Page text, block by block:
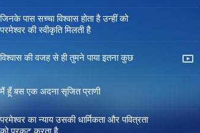
जिनके पास सच्चा विश्वास होता है उन्हीं को
परमेश्वर की स्वीकृति मिलती है
विश्वास की वजह से ही तुमने पाया इतना कुछ
मैं हूँ बस एक अदना सृजित प्राणी
परमेश्वर का न्याय उसकी धार्मिकता और पवित्रता